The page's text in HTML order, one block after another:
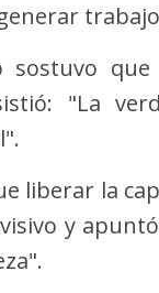
sostuvo
"La
liberar la
y